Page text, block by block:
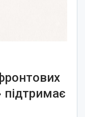
підтримає